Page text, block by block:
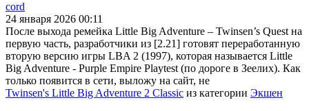
cord
24 января 2026 00:11
После выхода ремейка Little Big Adventure – Twinsen’s Quest на
первую часть, разработчики из [2.21] готовят переработанную
вторую версию игры LBA 2 (1997), которая называется Little
Big Adventure - Purple Empire Playtest (по дороге в Зеелих). Как
только появится в сети, выложу на сайт, не
Twinsen's Little Big Adventure 2 Classic из категории Экшен